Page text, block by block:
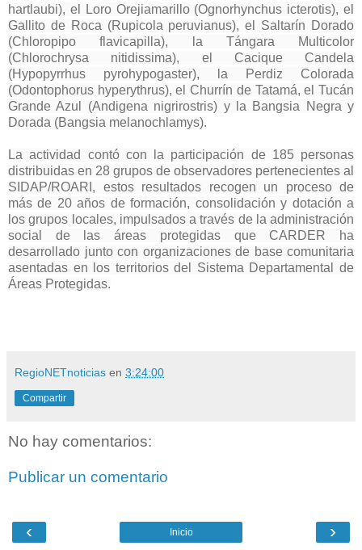
hartlaubi), el Loro Orejiamarillo (Ognorhynchus icterotis), el
Gallito de Roca (Rupicola peruvianus), el Saltarín Dorado
(Chloropipo flavicapilla), la Tángara Multicolor
(Chlorochrysa nitidissima), el Cacique Candela
(Hypopyrrhus pyrohypogaster), la Perdiz Colorada
(Odontophorus hyperythrus), el Churrín de Tatamá, el Tucán
Grande Azul (Andigena nigrirostris) y la Bangsia Negra y
Dorada (Bangsia melanochlamys).
La actividad contó con la participación de 185 personas
distribuidas en 28 grupos de observadores pertenecientes al
SIDAP/ROARI, estos resultados recogen un proceso de
más de 20 años de formación, consolidación y dotación a
los grupos locales, impulsados a través de la administración
social de las áreas protegidas que CARDER ha
desarrollado junto con organizaciones de base comunitaria
asentadas en los territorios del Sistema Departamental de
Áreas Protegidas.
RegioNETnoticias en 3:24:00
Compartir
No hay comentarios:
Publicar un comentario
‹ ›
Inicio